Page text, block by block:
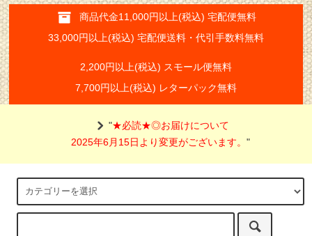
商品代金11,000円以上(税込) 宅配便無料
33,000円以上(税込) 宅配便送料・代引手数料無料
2,200円以上(税込) スモール便無料
7,700円以上(税込) レターパック無料
"★必読★◎お届けについて
2025年6月15日より変更がございます。"